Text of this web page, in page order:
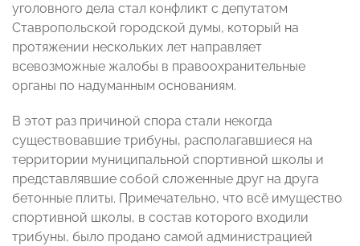
уголовного дела стал конфликт с депутатом
Ставропольской городской думы, который на
протяжении нескольких лет направляет
всевозможные жалобы в правоохранительные
органы по надуманным основаниям.
В этот раз причиной спора стали некогда
существовавшие трибуны, располагавшиеся на
территории муниципальной спортивной школы и
представлявшие собой сложенные друг на друга
бетонные плиты. Примечательно, что всё имущество
спортивной школы, в состав которого входили
трибуны, было продано самой администрацией